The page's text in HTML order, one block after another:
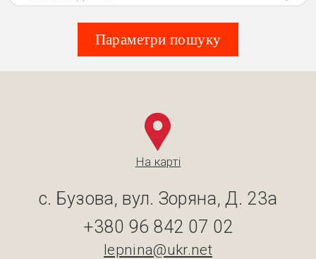
Параметри пошуку
На карті
с. Бузова, вул. Зоряна, Д. 23а
+380 96 842 07 02
lepnina@ukr.net